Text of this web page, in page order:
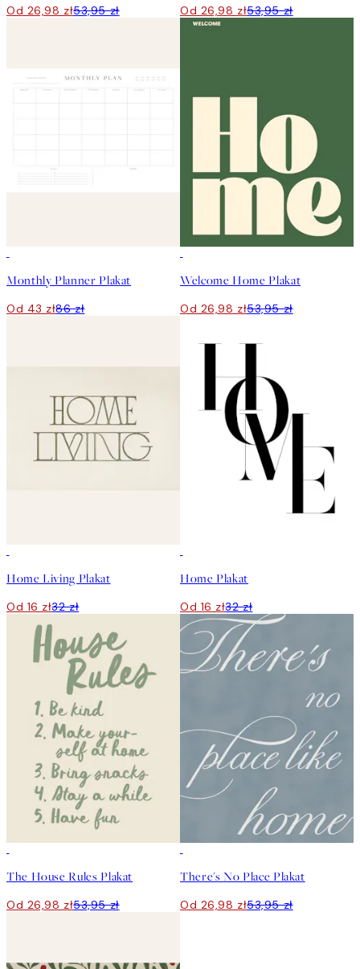
Od 26,98 zł53,95 zł Od 26,98 zł53,95 zł
Monthly Planner Plakat
Od 43 zł86 zł
Welcome Home Plakat
Od 26,98 zł53,95 zł
Home Living Plakat
Od 16 zł32 zł
Home Plakat
Od 16 zł32 zł
The House Rules Plakat
Od 26,98 zł53,95 zł
There's No Place Plakat
Od 26,98 zł53,95 zł